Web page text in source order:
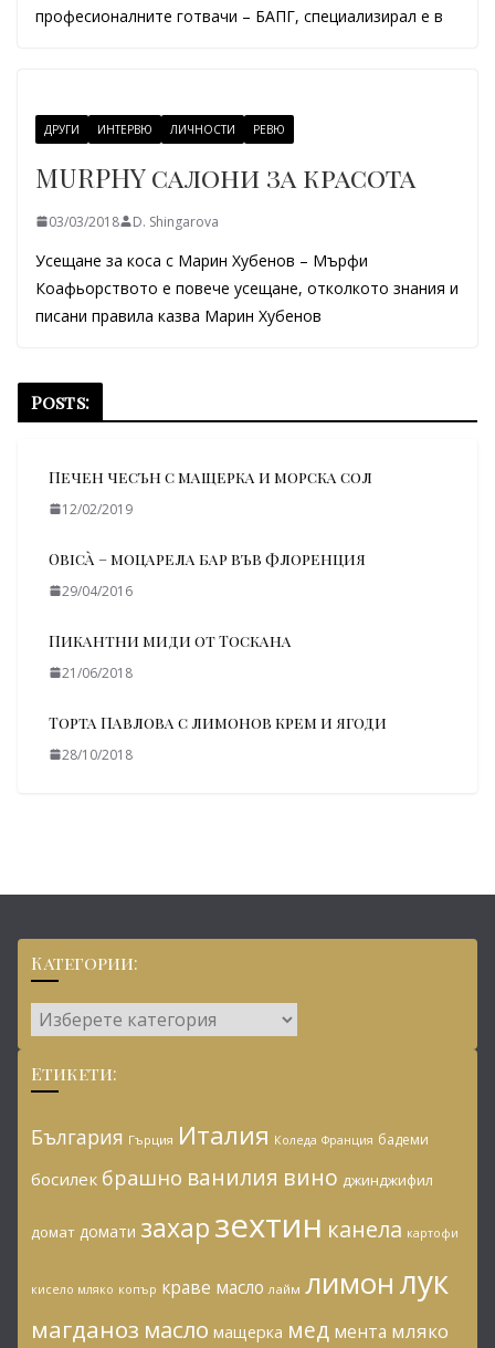
професионалните готвачи – БАПГ, специализирал е в
ДРУГИ ИНТЕРВЮ ЛИЧНОСТИ РЕВЮ
MURPHY салони за красота
03/03/2018 D. Shingarova
Усещане за коса с Марин Хубенов – Мърфи
Коафьорството е повече усещане, отколкото знания и
писани правила казва Марин Хубенов
Posts:
Печен чесън с мащерка и морска сол
12/02/2019
Оbicà – моцарела бар във Флоренция
29/04/2016
Пикантни миди от Тоскана
21/06/2018
Торта Павлова с лимонов крем и ягоди
28/10/2018
Категории:
Категории:
Етикети:
България Гърция Италия Коледа Франция бадеми
босилек брашно ванилия вино джинджифил
домат домати захарзехтин канела картофи
кисело мляко копър краве масло лайм лимонлук
магданоз масло мащерка мед мента мляко